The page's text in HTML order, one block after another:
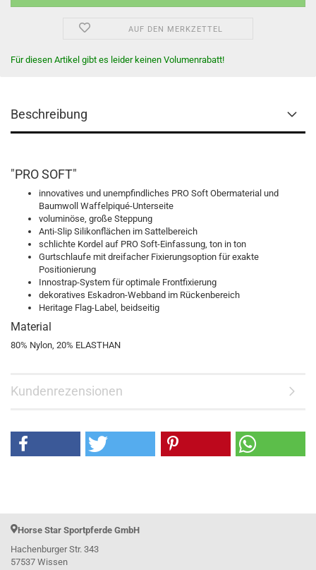
AUF DEN MERKZETTEL
Für diesen Artikel gibt es leider keinen Volumenrabatt!
Beschreibung
"PRO SOFT"
innovatives und unempfindliches PRO Soft Obermaterial und
Baumwoll Waffelpiqué-Unterseite
voluminöse, große Steppung
Anti-Slip Silikonflächen im Sattelbereich
schlichte Kordel auf PRO Soft-Einfassung, ton in ton
Gurtschlaufe mit dreifacher Fixierungsoption für exakte
Positionierung
Innostrap-System für optimale Frontfixierung
dekoratives Eskadron-Webband im Rückenbereich
Heritage Flag-Label, beidseitig
Material
80% Nylon, 20% ELASTHAN
Kundenrezensionen
Horse Star Sportpferde GmbH
Hachenburger Str. 343
57537 Wissen